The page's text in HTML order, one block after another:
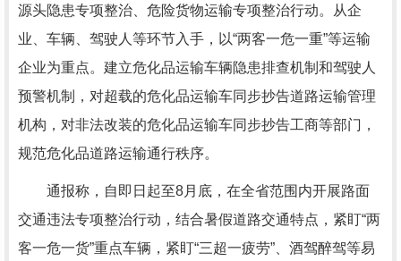
源头隐患专项整治、危险货物运输专项整治行动。从企
业、车辆、驾驶人等环节入手，以“两客一危一重”等运输
企业为重点。建立危化品运输车辆隐患排查机制和驾驶人
预警机制，对超载的危化品运输车同步抄告道路运输管理
机构，对非法改装的危化品运输车同步抄告工商等部门，
规范危化品道路运输通行秩序。
通报称，自即日起至8月底，在全省范围内开展路面
交通违法专项整治行动，结合暑假道路交通特点，紧盯“两
客一危一货”重点车辆，紧盯“三超一疲劳”、酒驾醉驾等易